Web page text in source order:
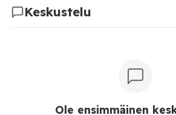
Keskustelu
Ole ensimmäinen